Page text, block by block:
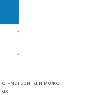
магазина и может